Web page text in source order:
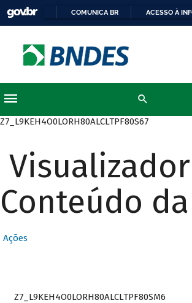
COMUNICA BR ACESSO À
Z7_L9KEH4O0LORH80ALCLTPF80S67
Conteúdo
Ações
Z7_L9KEH4O0LORH80ALCLTPF80SM6